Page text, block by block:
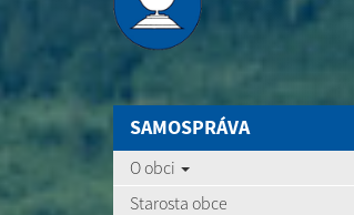
SAMOSPRÁVA
O obci
Starosta obce